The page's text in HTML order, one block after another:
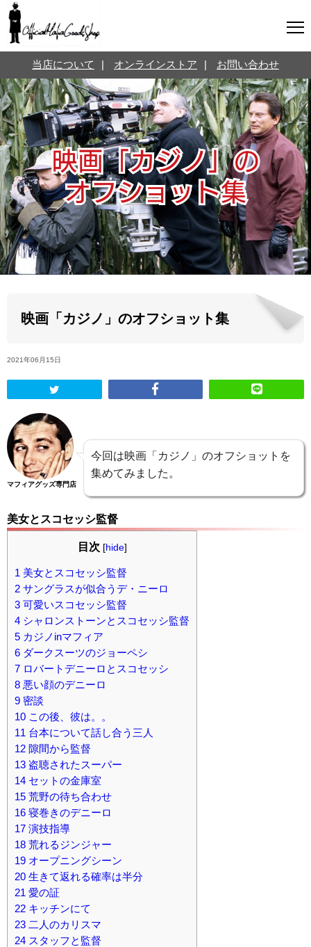
Twitterはこちら @jpmeyerlanskytm
カテゴリ
お知らせ マフィアの小話
三分で学ぶマフィア暗黒史 名言・悩み相談
映画・ドラマ紹介 映画雑学
当店の紹介
オンラインストア
お問い合わせ
当店について オンラインストア お問い合わせ
映画「カジノ」のオフショット集
2021年06月15日
マフィアグッズ専門店
今回は映画「カジノ」のオフショットを
集めてみました。
美女とスコセッシ監督
目次 [hide]
1 美女とスコセッシ監督
2 サングラスが似合うデ・ニーロ
3 可愛いスコセッシ監督
4 シャロンストーンとスコセッシ監督
5 カジノinマフィア
6 ダークスーツのジョーペシ
7 ロバートデニーロとスコセッシ
8 悪い顔のデニーロ
9 密談
10 この後、彼は。。
11 台本について話し合う三人
12 隙間から監督
13 盗聴されたスーパー
14 セットの金庫室
15 荒野の待ち合わせ
16 寝巻きのデニーロ
17 演技指導
18 荒れるジンジャー
19 オープニングシーン
20 生きて返れる確率は半分
21 愛の証
22 キッチンにて
23 二人のカリスマ
24 スタッフと監督
オンラインストア
お問い合わせ
言葉のお医者さん